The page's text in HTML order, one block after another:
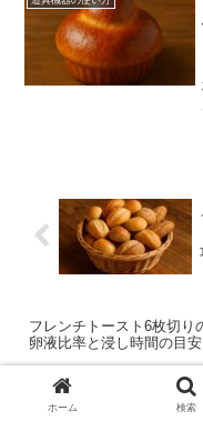
フレンチトースト6枚切り
卵液比率と浸し時間の目安
ホーム 検索